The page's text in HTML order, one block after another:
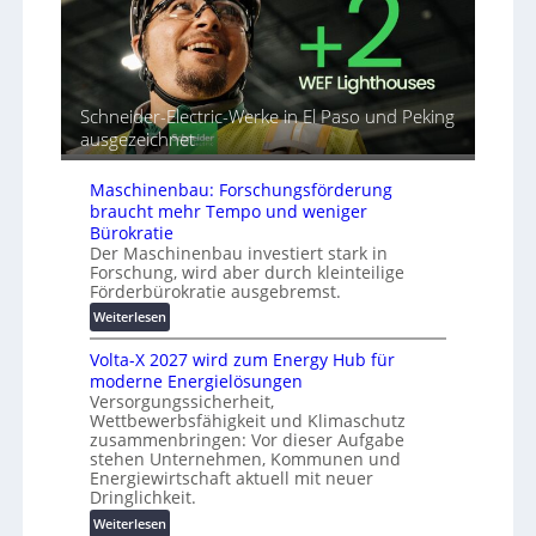
A
u
t
m
t
s
i
e
r
u
n
g
l
ö
s
u
n
g
e
n
r
i
a
l
r
e
i
e
i
n
d
e
t
G
e
r
ä
t
e
s
c
h
u
t
z
u
n
d
d
i
g
i
Schneider-Electric-Werke in El Paso und Peking
ausgezeichnet
Maschinenbau: Forschungsförderung
braucht mehr Tempo und weniger
Bürokratie
Der Maschinenbau investiert stark in
Forschung, wird aber durch kleinteilige
Förderbürokratie ausgebremst.
Weiterlesen:
M
a
s
c
h
i
n
e
n
b
Volta-X 2027 wird zum Energy Hub für
moderne Energielösungen
Versorgungssicherheit,
Wettbewerbsfähigkeit und Klimaschutz
zusammenbringen: Vor dieser Aufgabe
stehen Unternehmen, Kommunen und
Energiewirtschaft aktuell mit neuer
Dringlichkeit.
Weiterlesen: